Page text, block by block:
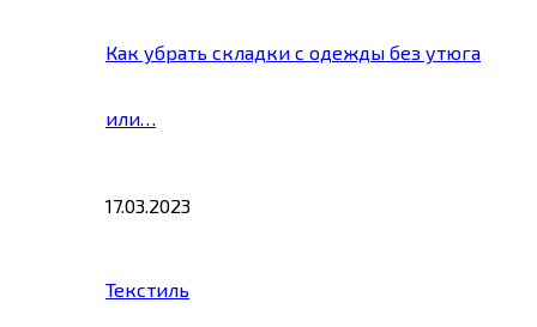
Как убрать складки с одежды без утюга
или…
17.03.2023
Текстиль